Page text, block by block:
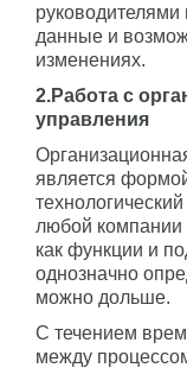
данные и
изменениях.
2.Работа с
управления
является
любой
как функции и
однозначно
можно дольше.
С течением
между